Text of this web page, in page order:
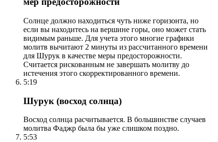
Солнце должно находиться чуть ниже горизонта, но
если вы находитесь на вершине горы, оно может стать
видимым раньше. Для учета этого многие графики
молитв вычитают 2 минуты из рассчитанного времени
для Шурук в качестве меры предосторожности.
Считается рискованным не завершать молитву до
истечения этого скорректированного времени.
5:19
Шурук (восход солнца)
Восход солнца расчитывается. В большинстве случаев
молитва Фаджр была бы уже слишком поздно.
5:53